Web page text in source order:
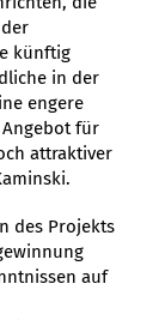
künftig
in der
engere
für
attraktiver
des Projekts
auf